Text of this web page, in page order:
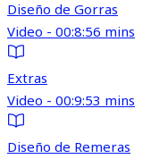
Diseño de Gorras
Video - 00:8:56 mins
Extras
Video - 00:9:53 mins
Diseño de Remeras